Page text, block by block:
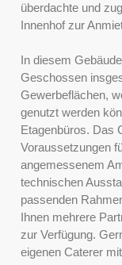
überdachte und
Innenhof zur
In diesem
Geschossen
Gewerbeflächen,
genutzt werden
Etagenbüros. Das
Voraussetzungen
angemessenem
technischen
passenden
Ihnen mehrere
zur Verfügung.
eigenen Caterer